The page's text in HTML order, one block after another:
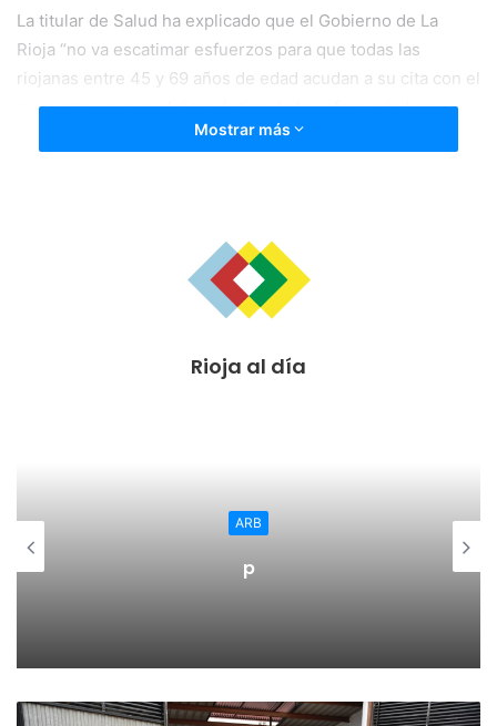
La titular de Salud ha explicado que el Gobierno de La
Rioja “no va escatimar esfuerzos para que todas las
riojanas entre 45 y 69 años de edad acudan a su cita con el
programa, ya que el diagnóstico de la enfermedad en su
fase más temprana incrementa prácticamente al 100% las
profesionales de la Unidad de Mama, a quienes ha
agradecido “su extraordinario compromiso e implicación” a
la hora de atender cada año a más de 25.000 mujeres, de
Programa de Detección Precoz del Cáncer de Mama.
alcanza el 80% de las citaciones. A pesar de ello, Salud
apuesta, según ha subrayado Martín, “por reforzar el
sistema de avisos ya que el diagnostico precoz de la
Martín ha agradecido a la Asociación Española Contra el
Mostrar más
Rioja al día
ARB
p